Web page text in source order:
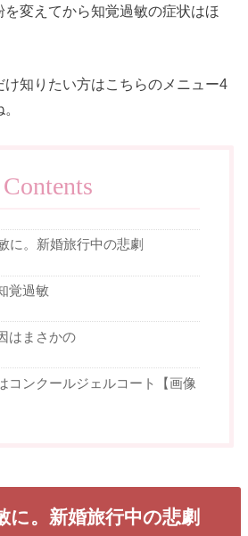
変えてから知覚過敏の症状はほ
け知りたい方はこちらのメニュー4
Contents
に。新婚旅行中の悲劇
覚過敏
はまさかの
コンクールジェルコート【画像
に。新婚旅行中の悲劇